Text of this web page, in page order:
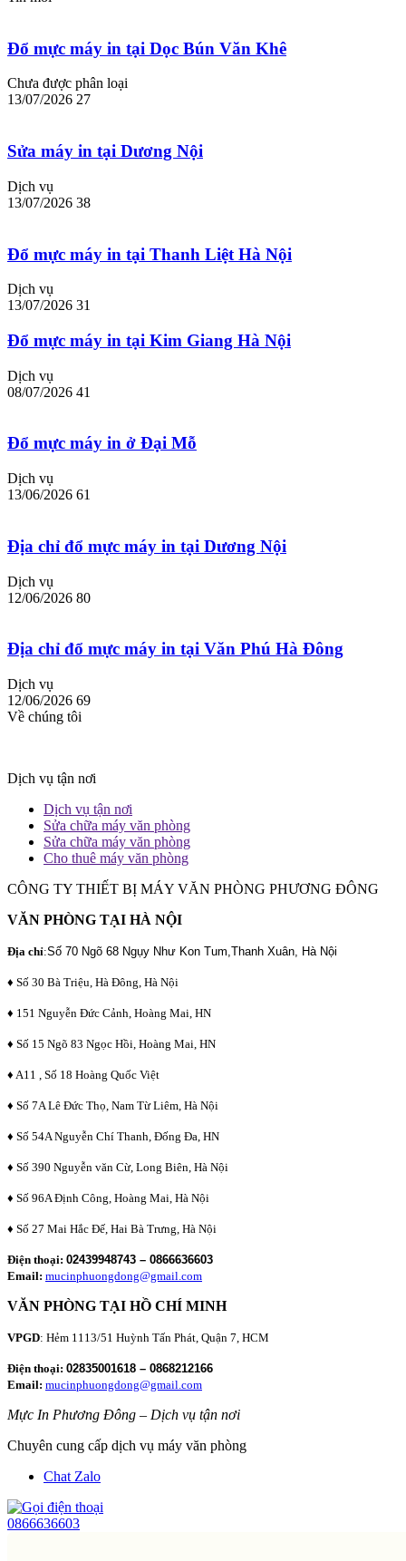
Đổ mực máy in tại Dọc Bún Văn Khê
Chưa được phân loại
13/07/2026 27
Sửa máy in tại Dương Nội
Dịch vụ
13/07/2026 38
Đổ mực máy in tại Thanh Liệt Hà Nội
Dịch vụ
13/07/2026 31
Đổ mực máy in tại Kim Giang Hà Nội
Dịch vụ
08/07/2026 41
Đổ mực máy in ở Đại Mỗ
Dịch vụ
13/06/2026 61
Địa chỉ đổ mực máy in tại Dương Nội
Dịch vụ
12/06/2026 80
Địa chỉ đổ mực máy in tại Văn Phú Hà Đông
Dịch vụ
12/06/2026 69
Về chúng tôi
Dịch vụ tận nơi
Dịch vụ tận nơi
Sửa chữa máy văn phòng
Sửa chữa máy văn phòng
Cho thuê máy văn phòng
CÔNG TY THIẾT BỊ MÁY VĂN PHÒNG PHƯƠNG ĐÔNG
VĂN PHÒNG TẠI HÀ NỘI
Địa chỉ:Số 70 Ngõ 68 Ngụy Như Kon Tum,Thanh Xuân, Hà Nội
♦ Số 30 Bà Triệu, Hà Đông, Hà Nội
♦ 151 Nguyễn Đức Cảnh, Hoàng Mai, HN
♦ Số 15 Ngõ 83 Ngọc Hồi, Hoàng Mai, HN
♦ A11 , Số 18 Hoàng Quốc Việt
♦ Số 7A Lê Đức Thọ, Nam Từ Liêm, Hà Nội
♦ Số 54A Nguyễn Chí Thanh, Đống Đa, HN
♦ Số 390 Nguyễn văn Cừ, Long Biên, Hà Nội
♦ Số 96A Định Công, Hoàng Mai, Hà Nội
♦ Số 27 Mai Hắc Đế, Hai Bà Trưng, Hà Nội
Điện thoại: 02439948743 – 0866636603
Email: mucinphuongdong@gmail.com
VĂN PHÒNG TẠI HỒ CHÍ MINH
VPGD: Hẻm 1113/51 Huỳnh Tấn Phát, Quận 7, HCM
Điện thoại: 02835001618 – 0868212166
Email: mucinphuongdong@gmail.com
Mực In Phương Đông – Dịch vụ tận nơi
Chuyên cung cấp dịch vụ máy văn phòng
Chat Zalo
0866636603